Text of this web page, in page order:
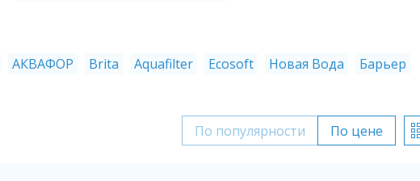
АКВАФОР Brita Aquafilter Ecosoft Новая Вода
Барьер
По популярности По цене